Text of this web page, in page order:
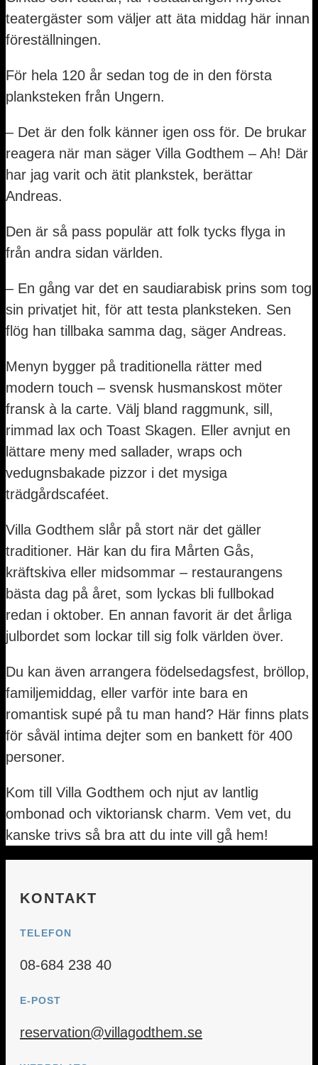
teatergäster som väljer att äta middag här innan
föreställningen.
För hela 120 år sedan tog de in den första
planksteken från Ungern.
– Det är den folk känner igen oss för. De brukar
reagera när man säger Villa Godthem – Ah! Där
har jag varit och ätit plankstek, berättar
Andreas.
Den är så pass populär att folk tycks flyga in
från andra sidan världen.
– En gång var det en saudiarabisk prins som tog
sin privatjet hit, för att testa planksteken. Sen
flög han tillbaka samma dag, säger Andreas.
Menyn bygger på traditionella rätter med
modern touch – svensk husmanskost möter
fransk à la carte. Välj bland raggmunk, sill,
rimmad lax och Toast Skagen. Eller avnjut en
lättare meny med sallader, wraps och
vedugnsbakade pizzor i det mysiga
trädgårdscaféet.
Villa Godthem slår på stort när det gäller
traditioner. Här kan du fira Mårten Gås,
kräftskiva eller midsommar – restaurangens
bästa dag på året, som lyckas bli fullbokad
redan i oktober. En annan favorit är det årliga
julbordet som lockar till sig folk världen över.
Du kan även arrangera födelsedagsfest, bröllop,
familjemiddag, eller varför inte bara en
romantisk supé på tu man hand? Här finns plats
för såväl intima dejter som en bankett för 400
personer.
Kom till Villa Godthem och njut av lantlig
ombonad och viktoriansk charm. Vem vet, du
kanske trivs så bra att du inte vill gå hem!
KONTAKT
TELEFON
08-684 238 40
E-POST
reservation@villagodthem.se